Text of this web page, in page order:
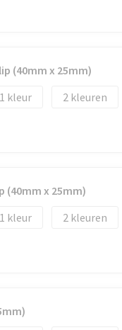
(40mm x 25mm)
1 2
(40mm x 25mm)
1 2